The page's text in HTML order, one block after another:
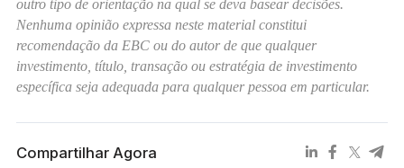
outro tipo de orientação na qual se deva basear decisões.
Nenhuma opinião expressa neste material constitui
recomendação da EBC ou do autor de que qualquer
investimento, título, transação ou estratégia de investimento
específica seja adequada para qualquer pessoa em particular.
Compartilhar Agora